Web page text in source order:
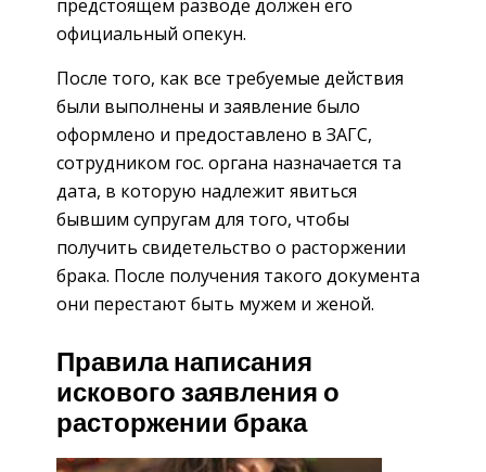
предстоящем разводе должен его
официальный опекун.
После того, как все требуемые действия
были выполнены и заявление было
оформлено и предоставлено в ЗАГС,
сотрудником гос. органа назначается та
дата, в которую надлежит явиться
бывшим супругам для того, чтобы
получить свидетельство о расторжении
брака. После получения такого документа
они перестают быть мужем и женой.
Правила написания
искового заявления о
расторжении брака